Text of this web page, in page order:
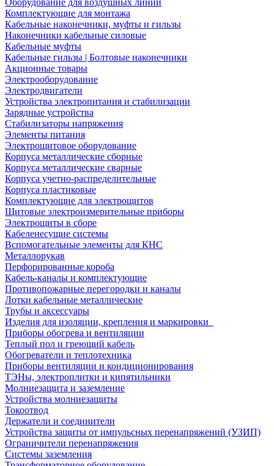
Оборудование для воздушных линий
Комплектующие для монтажа
Кабельные наконечники, муфты и гильзы
Наконечники кабельные силовые
Кабельные муфты
Кабельные гильзы | Болтовые наконечники
Акционные товары
Электрооборудование
Электродвигатели
Устройства электропитания и стабилизации
Зарядные устройства
Стабилизаторы напряжения
Элементы питания
Электрощитовое оборудование
Корпуса металлические сборные
Корпуса металлические сварные
Корпуса учетно-распределительные
Корпуса пластиковые
Комплектующие для электрощитов
Щитовые электроизмерительные приборы
Электрощиты в сборе
Кабеленесущие системы
Вспомогательные элементы для КНС
Металлорукав
Перфорированные короба
Кабель-каналы и комплектующие
Противопожарные перегородки и каналы
Лотки кабельные металлические
Трубы и аксессуары
Изделия для изоляции, крепления и маркировки
Приборы обогрева и вентиляции
Теплый пол и греющий кабель
Обогреватели и теплотехника
Приборы вентиляции и кондиционирования
ТЭНы, электроплитки и кипятильники
Молниезащита и заземление
Устройства молниезащиты
Токоотвод
Держатели и соединители
Устройства защиты от импульсных перенапряжений (УЗИП)
Ограничители перенапряжения
Системы заземления